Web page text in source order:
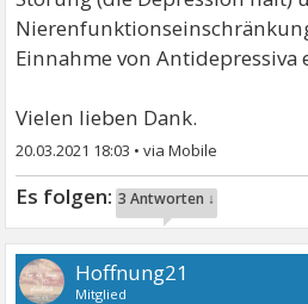
Einnahme von Antidepressiva
Vielen lieben Dank.
20.03.2021 18:03 •
3 Antworten ↓
Hoffnung21
Mitglied